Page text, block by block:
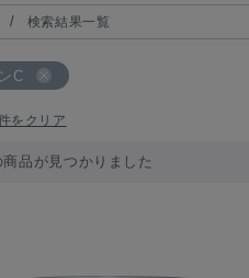
検索結果一覧
C
をクリア
商品が見つかりました